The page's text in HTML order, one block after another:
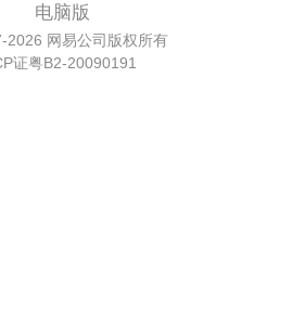
电脑版
2026 网易公司版权所有
证粤B2-20090191